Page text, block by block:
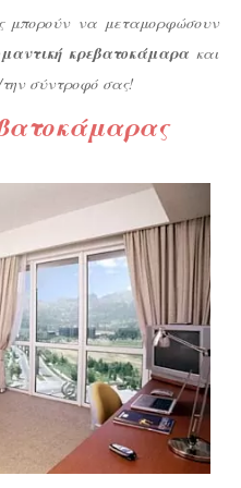
μπορούν να μεταμορφώσουν
κρεβατοκάμαρα και
σύντροφό σας!